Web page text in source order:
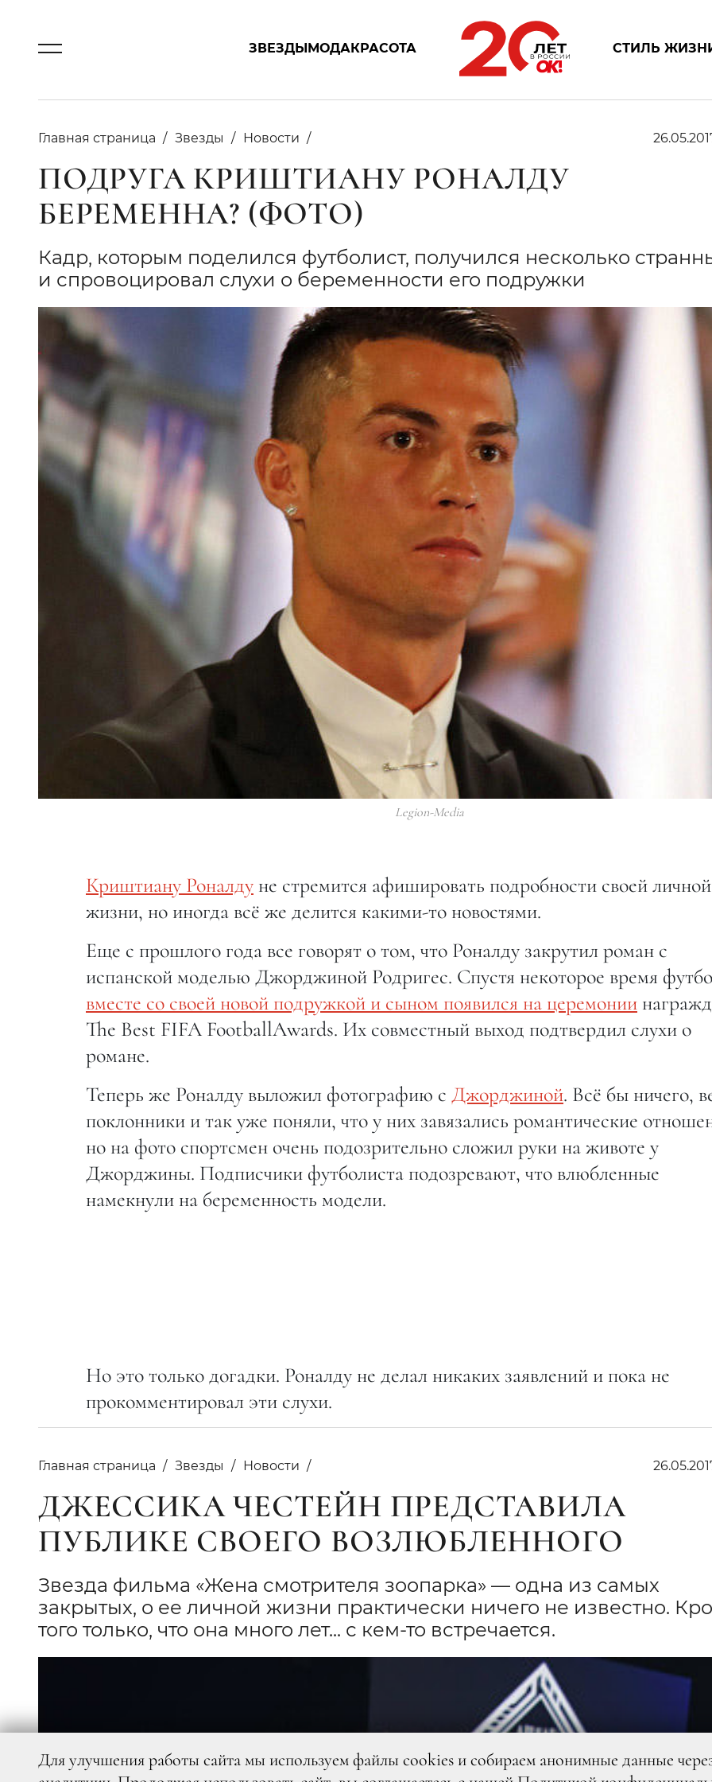
ЗВЕЗДЫМОДАКРАСОТА СТИЛЬ
Главная страница Звезды Новости
ПОДРУГА КРИШТИАНУ РОНАЛДУ
БЕРЕМЕННА? (ФОТО)
Кадр, которым поделился футболист, получился несколько
и спровоцировал слухи о беременности его подружки
Legion-Media
Криштиану Роналду не стремится афишировать подробности своей личной
жизни, но иногда всё же делится какими-то новостями.
Еще с прошлого года все говорят о том, что Роналду закрутил роман с
испанской моделью Джорджиной Родригес. Спустя некоторое время
вместе со своей новой подружкой и сыном появился на церемонии
The Best FIFA FootballAwards. Их совместный выход подтвердил слухи о
романе.
Теперь же Роналду выложил фотографию с Джорджиной. Всё бы ничего,
поклонники и так уже поняли, что у них завязались романтические
но на фото спортсмен очень подозрительно сложил руки на животе у
Джорджины. Подписчики футболиста подозревают, что влюбленные
намекнули на беременность модели.
Но это только догадки. Роналду не делал никаких заявлений и пока не
прокомментировал эти слухи.
Главная страница Звезды Новости
ДЖЕССИКА ЧЕСТЕЙН ПРЕДСТАВИЛА
ПУБЛИКЕ СВОЕГО ВОЗЛЮБЛЕННОГО
Звезда фильма «Жена смотрителя зоопарка» — одна из самых
закрытых, о ее личной жизни практически ничего не известно.
того только, что она много лет... с кем-то встречается.
Для улучшения работы сайта мы используем файлы cookies и собираем анонимные данные